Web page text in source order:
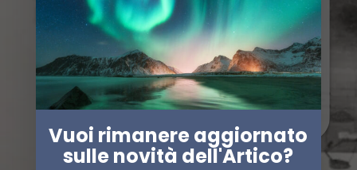
Vuoi rimanere aggiornato
sulle novità dell'Artico?